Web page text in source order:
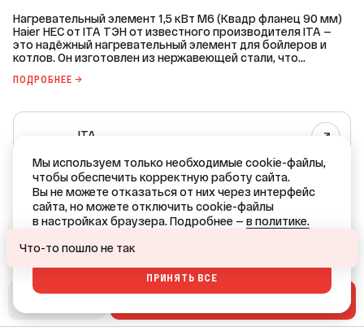
Нагревательный элемент 1,5 кВт М6 (Квадр фланец 90 мм)
Haier HEC от ITA ТЭН от известного производителя ITA —
это надёжный нагревательный элемент для бойлеров и
котлов. Он изготовлен из нержавеющей стали, что
коррозии. Основные характеристики: * Мощность: 1,5 кВт. *
295 мм. * Диаметр фланца: 90 x 90 мм. * Совместимость:
Haier. * Модель: RF. * Вес без упаковки: 0,3 кг. Этот
нагревательный элемент подходит для использования в
различных системах отопления и горячего водоснабжения.
Он обеспечивает эффективное нагревание воды и имеет
удобную форму для монтажа. Отсутствие анода и
автоматики управления позволяет адаптировать ТЭН под
различные системы. Приобретая нагревательный элемент
от ITA, вы получаете качественный продукт, который
обеспечит надёжную работу вашей системы отопления или
ПОДРОБНЕЕ →
ITA
РОССИЯ — родина бренда
КИТАЙ — страна производства
Ваш город — Краснодар?
Мы используем только необходимые cookie-файлы,
чтобы обеспечить корректную работу сайта.
Вы не можете отказаться от них через интерфейс
сайта, но можете отключить cookie-файлы
в настройках браузера. Подробнее — в политике.
ПРИНЯТЬ ВСЕ
Что-то пошло не так